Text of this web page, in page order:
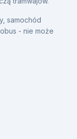
samochód
- nie może